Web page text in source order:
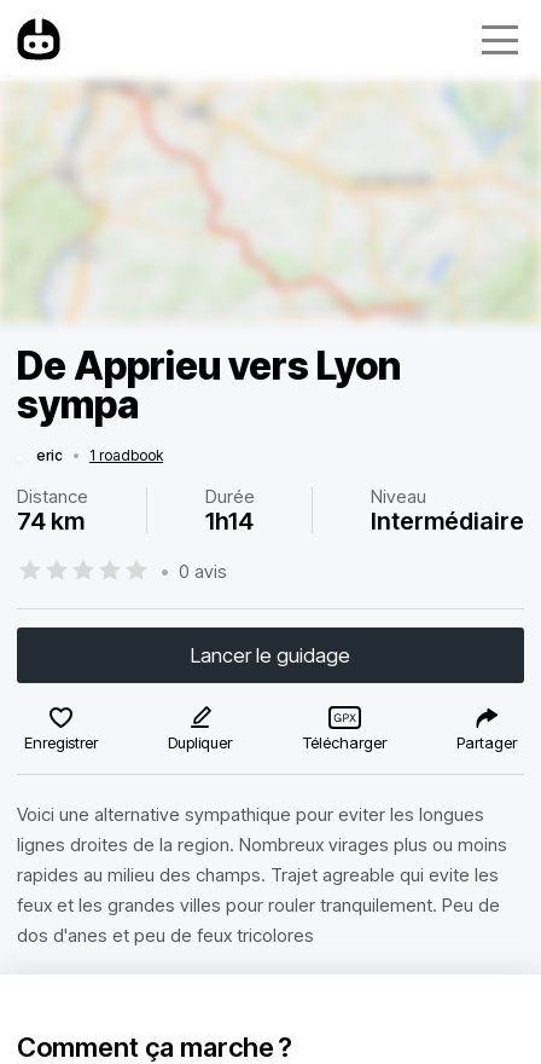
De Apprieu vers Lyon
sympa
eric • 1 roadbook
Distance
74 km
Durée
1h14
Niveau
Intermédiaire
• 0 avis
Lancer le guidage
Enregistrer Dupliquer Télécharger Partager
Voici une alternative sympathique pour eviter les longues
lignes droites de la region. Nombreux virages plus ou moins
rapides au milieu des champs. Trajet agreable qui evite les
feux et les grandes villes pour rouler tranquilement. Peu de
dos d'anes et peu de feux tricolores
Comment ça marche ?